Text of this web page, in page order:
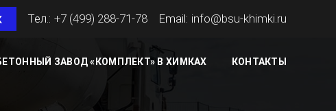
Тел.: +7 (499) 288-71-78 Email: info@bsu-khimki.ru
ЗАВОД «КОМПЛЕКТ» В ХИМКАХ КОНТАКТЫ